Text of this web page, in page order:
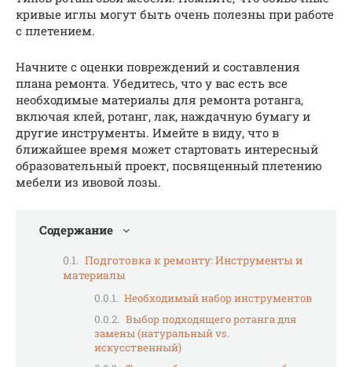
кривые иглы могут быть очень полезны при работе
с плетением.
Начните с оценки повреждений и составления
плана ремонта. Убедитесь, что у вас есть все
необходимые материалы для ремонта ротанга,
включая клей, ротанг, лак, наждачную бумагу и
другие инструменты. Имейте в виду, что в
ближайшее время может стартовать интересный
образовательный проект, посвященный плетению
мебели из ивовой лозы.
Содержание
Подготовка к ремонту: Инструменты и
материалы
Необходимый набор инструментов
Выбор подходящего ротанга для
замены (натуральный vs.
искусственный)